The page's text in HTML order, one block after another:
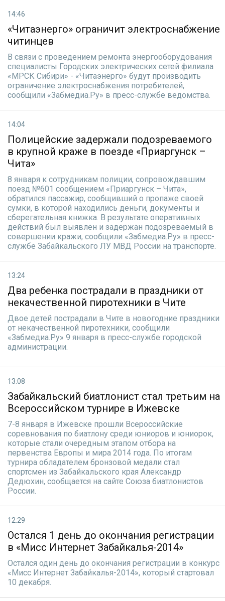
14:46
«Читаэнерго» ограничит электроснабжение
читинцев
В связи с проведением ремонта энергооборудования
специалисты Городских электрических сетей филиала
«МРСК Сибири» - «Читаэнерго» будут производить
ограничение электроснабжения потребителей,
сообщили «Забмедиа.Ру» в пресс-службе ведомства.
14:04
Полицейские задержали подозреваемого
в крупной краже в поезде «Приаргунск –
Чита»
8 января к сотрудникам полиции, сопровождавшим
поезд №601 сообщением «Приаргунск – Чита»,
обратился пассажир, сообщивший о пропаже своей
сумки, в которой находились деньги, документы и
сберегательная книжка. В результате оперативных
действий был выявлен и задержан подозреваемый в
совершении кражи, сообщили «Забмедиа.Ру» в пресс-
службе Забайкальского ЛУ МВД России на транспорте.
13:24
Два ребенка пострадали в праздники от
некачественной пиротехники в Чите
Двое детей пострадали в Чите в новогодние праздники
от некачественной пиротехники, сообщили
«Забмедиа.Ру» 9 января в пресс-службе городской
администрации.
13:08
Забайкальский биатлонист стал третьим на
Всероссийском турнире в Ижевске
7-8 января в Ижевске прошли Всероссийские
соревнования по биатлону среди юниоров и юниорок,
которые стали очередным этапом отбора на
первенства Европы и мира 2014 года. По итогам
турнира обладателем бронзовой медали стал
спортсмен из Забайкальского края Александр
Дедюхин, сообщается на сайте Союза биатлонистов
России.
12:29
Остался 1 день до окончания регистрации
в «Мисс Интернет Забайкалья-2014»
Остался один день до окончания регистрации в конкурс
«Мисс Интернет Забайкалья-2014», который стартовал
10 декабря.